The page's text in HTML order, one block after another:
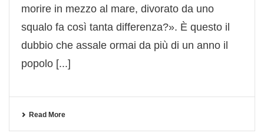
morire in mezzo al mare, divorato da uno
squalo fa così tanta differenza?». È questo il
dubbio che assale ormai da più di un anno il
popolo [...]
Read More